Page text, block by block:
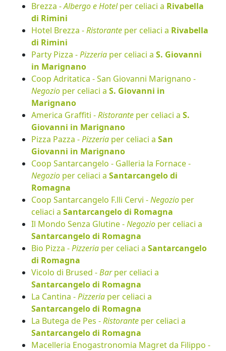
Brezza -Albergo e Hotelper celiaci a Rivabella
di Rimini
Hotel Brezza -Ristorante per celiaci a Rivabella
di Rimini
Party Pizza -Pizzeria per celiaci a S. Giovanni
in Marignano
Coop Adritatica - San Giovanni Marignano -
Negozio per celiaci a S. Giovanni in
Marignano
America Graffiti -Ristorante per celiaci a S.
Giovanni in Marignano
Pizza Pazza -Pizzeria per celiaci a San
Giovanni in Marignano
Coop Santarcangelo - Galleria la Fornace -
Negozio per celiaci a Santarcangelo di
Romagna
Coop Santarcangelo F.lli Cervi -Negozio per
celiaci a Santarcangelo di Romagna
Il Mondo Senza Glutine -Negozio per celiaci a
Santarcangelo di Romagna
Bio Pizza -Pizzeria per celiaci a Santarcangelo
di Romagna
Vicolo di Brused -Barper celiaci a
Santarcangelo di Romagna
La Cantina -Pizzeria per celiaci a
Santarcangelo di Romagna
La Butega de Pes -Ristorante per celiaci a
Santarcangelo di Romagna
Macelleria Enogastronomia Magret da Filippo -